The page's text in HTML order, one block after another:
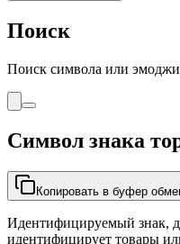
Поиск
Поиск символа или
Символ знака
Копировать в буфер
Идентифицируемый знак,
идентифицирует товары